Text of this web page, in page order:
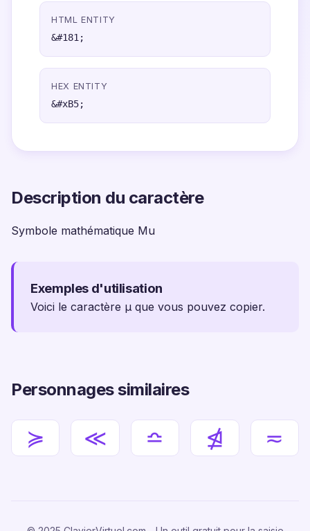
HTML ENTITY
&#181;
HEX ENTITY
&#xB5;
Description du caractère
Symbole mathématique Mu
Exemples d'utilisation
Voici le caractère µ que vous pouvez copier.
Personnages similaires
≽ ≪ ≏ ⋬ ≂